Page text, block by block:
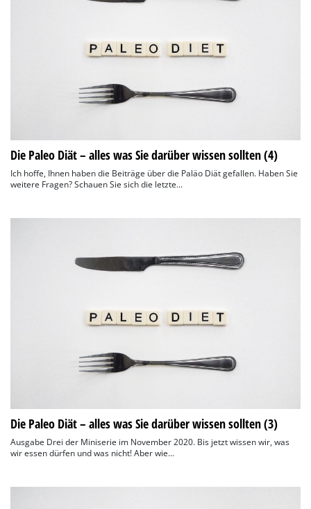
Die Paleo Diät – alles was Sie darüber wissen sollten (4)
Ich hoffe, Ihnen haben die Beiträge über die Paläo Diät gefallen. Haben Sie
weitere Fragen? Schauen Sie sich die letzte...
Die Paleo Diät – alles was Sie darüber wissen sollten (3)
Ausgabe Drei der Miniserie im November 2020. Bis jetzt wissen wir, was
wir essen dürfen und was nicht! Aber wie...